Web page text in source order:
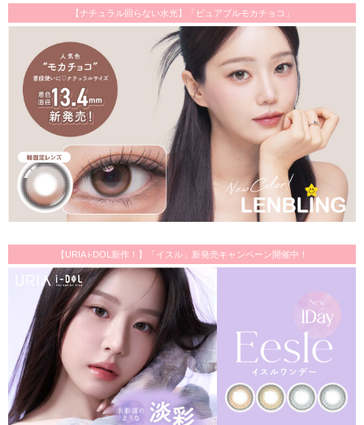
【ナチュラル回らない水光】「ピュアブルモカチョコ」
【URIA i-DOL新作！】「イスル」新発売キャンペーン開催中！